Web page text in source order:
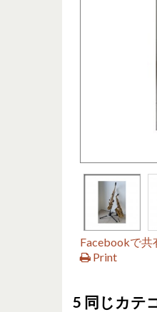
Facebookで共
Print
5 同じカテ